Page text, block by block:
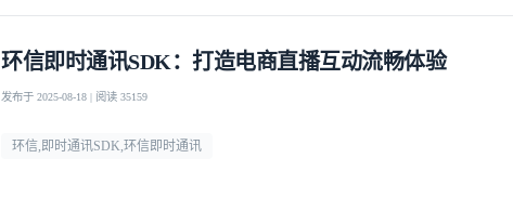
环信即时通讯SDK：打造电商直播互动流畅体验
发布于 2025-08-18 | 阅读 35159
环信,即时通讯SDK,环信即时通讯